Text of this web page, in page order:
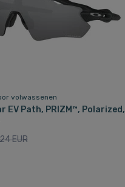
volwassenen
EV Path, PRIZM™, Polarized,
EUR